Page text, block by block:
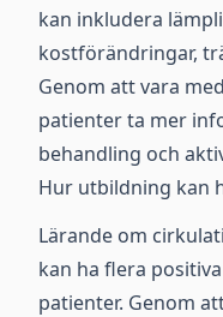
kan inkludera
kostförändringar,
Genom att vara
patienter ta mer
behandling och
Hur utbildning kan
Lärande om
kan ha flera
patienter. Genom